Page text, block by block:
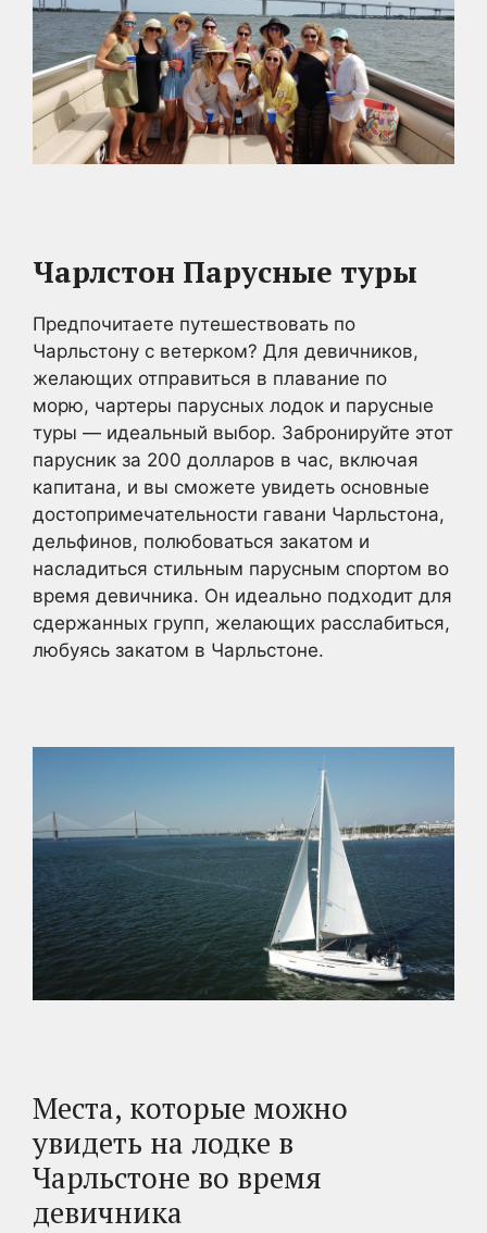
Чарлстон Парусные туры
Предпочитаете путешествовать по
Чарльстону с ветерком? Для девичников,
желающих отправиться в плавание по
морю, чартеры парусных лодок и парусные
туры — идеальный выбор. Забронируйте этот
парусник за 200 долларов в час, включая
капитана, и вы сможете увидеть основные
достопримечательности гавани Чарльстона,
дельфинов, полюбоваться закатом и
насладиться стильным парусным спортом во
время девичника. Он идеально подходит для
сдержанных групп, желающих расслабиться,
любуясь закатом в Чарльстоне.
Места, которые можно
увидеть на лодке в
Чарльстоне во время
девичника